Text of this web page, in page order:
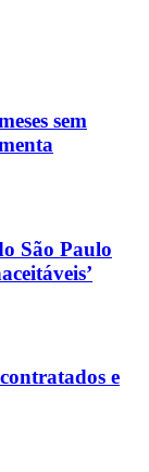
sem
São Paulo
e